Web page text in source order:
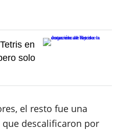
en
solo
el resto fue una
descalificaron por